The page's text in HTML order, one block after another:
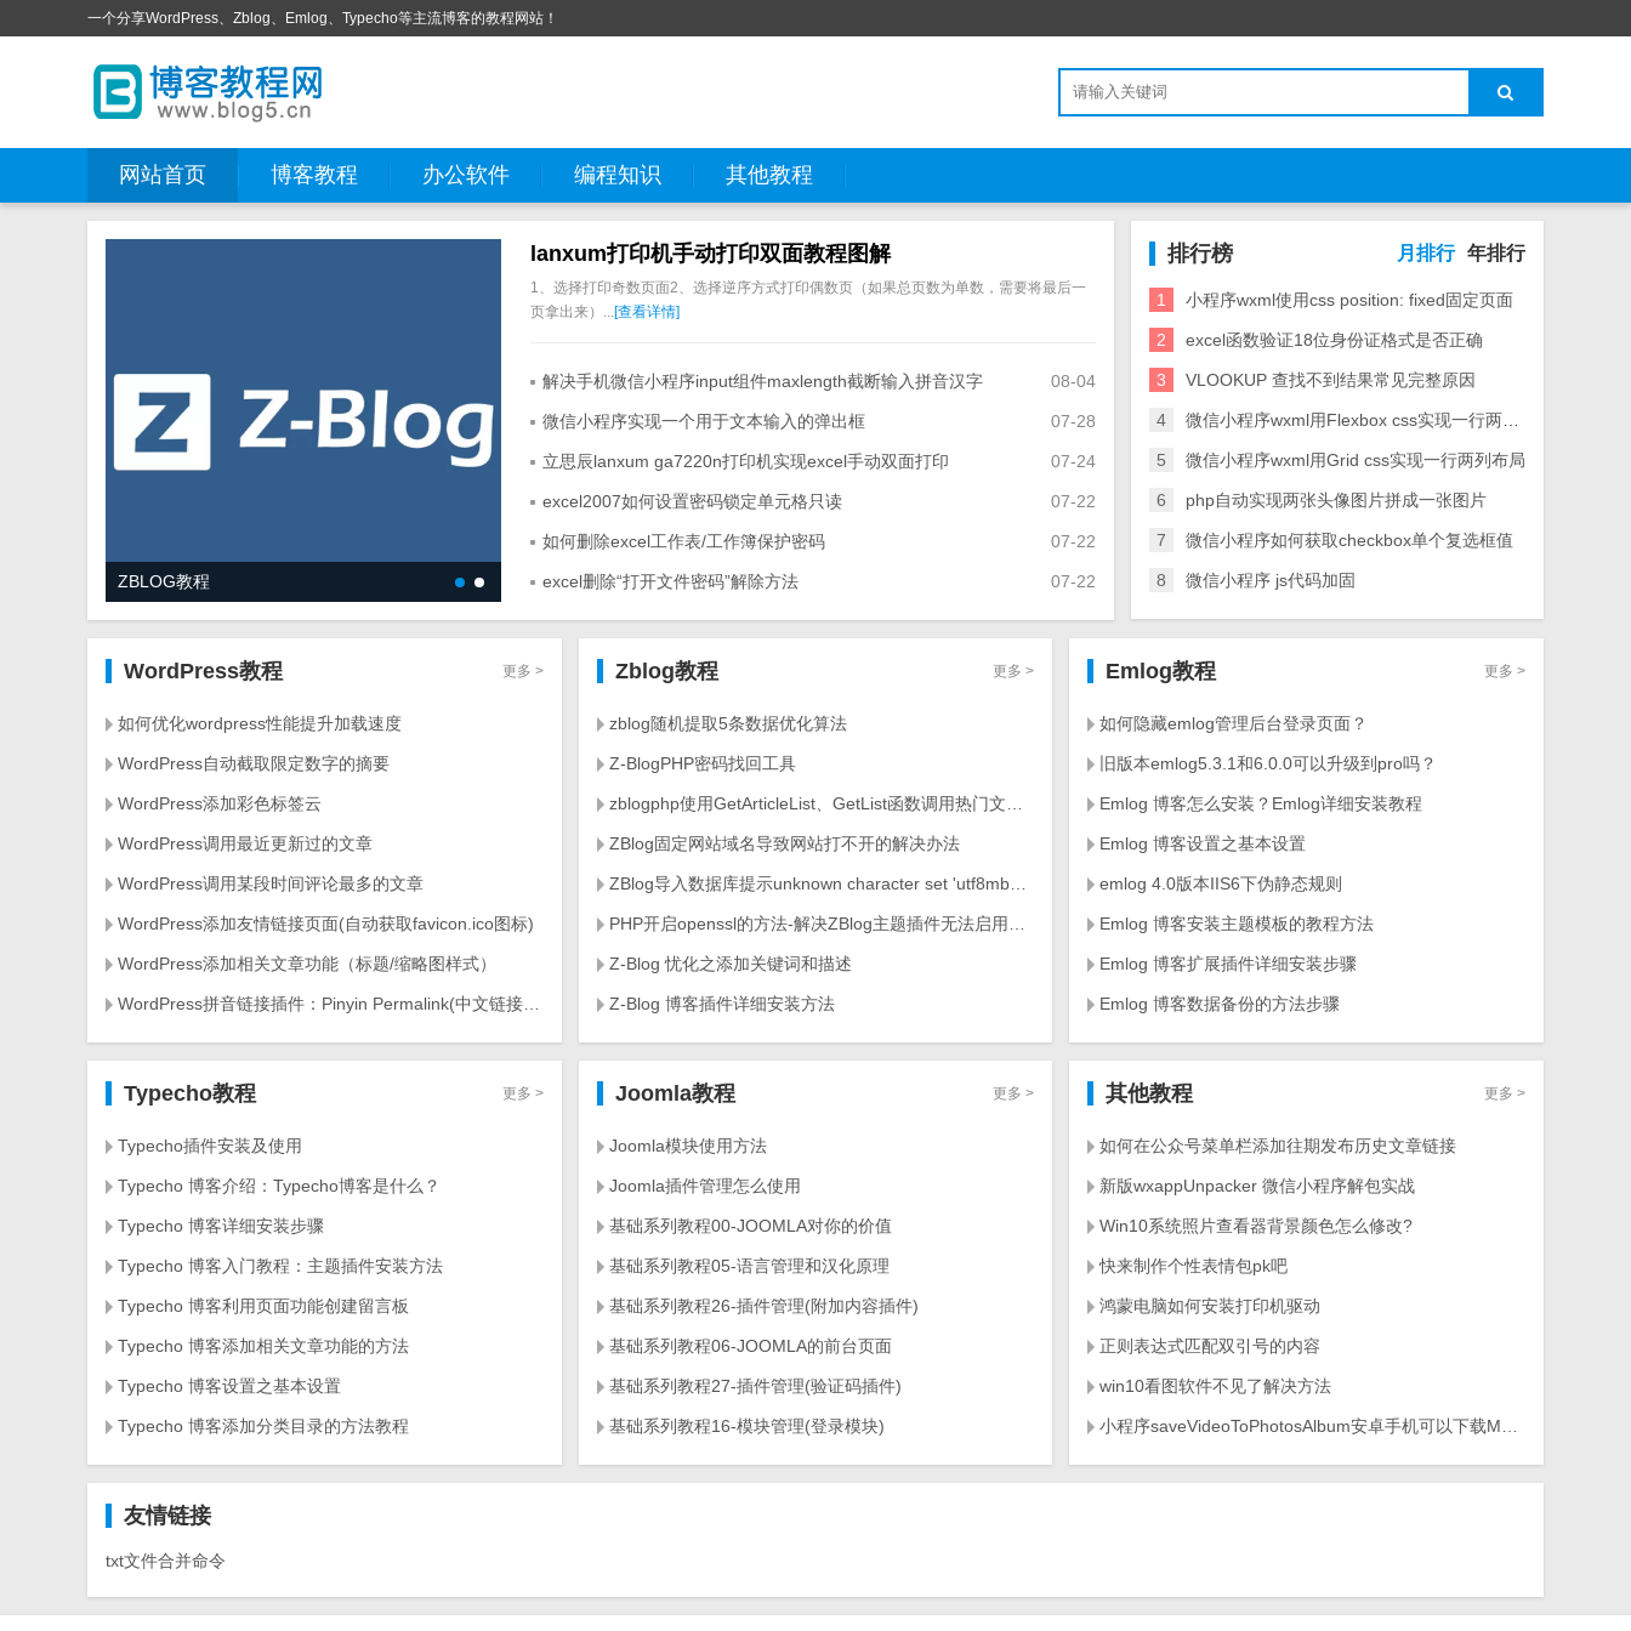
一个分享WordPress、Zblog、Emlog、Typecho等主流博客的教程网站！
网站首页 博客教程 办公软件 编程知识 其他教程
ZBLOG教程 wordpress教程 ZBLOG教程
lanxum打印机手动打印双面教程图解
1、选择打印奇数页面2、选择逆序方式打印偶数页（如果总页数为单数，需要将最后一
页拿出来）...[查看详情]
08-04
解决手机微信小程序input组件maxlength截断输入拼音汉字
07-28
微信小程序实现一个用于文本输入的弹出框
07-24
立思辰lanxum ga7220n打印机实现excel手动双面打印
07-22
excel2007如何设置密码锁定单元格只读
07-22
如何删除excel工作表/工作簿保护密码
07-22
excel删除“打开文件密码”解除方法
排行榜 月排行 年排行
1 小程序wxml使用css position: fixed固定页面
2 excel函数验证18位身份证格式是否正确
3 VLOOKUP 查找不到结果常见完整原因
4 微信小程序wxml用Flexbox css实现一行两列布局
5 微信小程序wxml用Grid css实现一行两列布局
6 php自动实现两张头像图片拼成一张图片
7 微信小程序如何获取checkbox单个复选框值
8 微信小程序 js代码加固
更多 >
WordPress教程
如何优化wordpress性能提升加载速度
WordPress自动截取限定数字的摘要
WordPress添加彩色标签云
WordPress调用最近更新过的文章
WordPress调用某段时间评论最多的文章
WordPress添加友情链接页面(自动获取favicon.ico图标)
WordPress添加相关文章功能（标题/缩略图样式）
更多 >
Zblog教程
zblog随机提取5条数据优化算法
Z-BlogPHP密码找回工具
ZBlog固定网站域名导致网站打不开的解决办法
ZBlog导入数据库提示unknown character set 'utf8mb4'的原因及解决方案
Z-Blog 忧化之添加关键词和描述
Z-Blog 博客插件详细安装方法
更多 >
Emlog教程
如何隐藏emlog管理后台登录页面？
旧版本emlog5.3.1和6.0.0可以升级到pro吗？
Emlog 博客怎么安装？Emlog详细安装教程
Emlog 博客设置之基本设置
emlog 4.0版本IIS6下伪静态规则
Emlog 博客安装主题模板的教程方法
Emlog 博客扩展插件详细安装步骤
Emlog 博客数据备份的方法步骤
更多 >
Typecho教程
Typecho插件安装及使用
Typecho 博客介绍：Typecho博客是什么？
Typecho 博客详细安装步骤
Typecho 博客入门教程：主题插件安装方法
Typecho 博客利用页面功能创建留言板
Typecho 博客添加相关文章功能的方法
Typecho 博客设置之基本设置
Typecho 博客添加分类目录的方法教程
更多 >
Joomla教程
Joomla模块使用方法
Joomla插件管理怎么使用
基础系列教程00-JOOMLA对你的价值
基础系列教程05-语言管理和汉化原理
基础系列教程26-插件管理(附加内容插件)
基础系列教程06-JOOMLA的前台页面
基础系列教程27-插件管理(验证码插件)
基础系列教程16-模块管理(登录模块)
更多 >
其他教程
如何在公众号菜单栏添加往期发布历史文章链接
新版wxappUnpacker 微信小程序解包实战
Win10系统照片查看器背景颜色怎么修改?
快来制作个性表情包pk吧
鸿蒙电脑如何安装打印机驱动
正则表达式匹配双引号的内容
win10看图软件不见了解决方法
友情链接
txt文件合并命令